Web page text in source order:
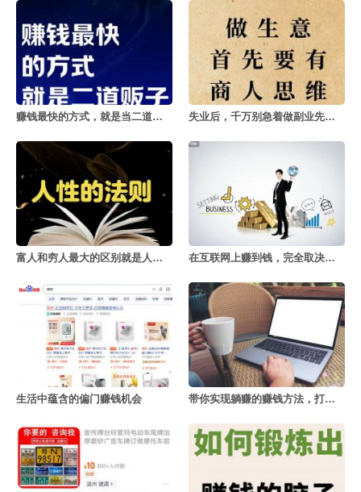
赚钱最快的方式，就是当二道贩子 失业后，千万别急着做副业先理清思路
富人和穷人最大的区别就是人性的把控 在互联网上赚到钱，完全取决于这几件事
生活中蕴含的偏门赚钱机会 带你实现躺赚的赚钱方法，打开你的认知